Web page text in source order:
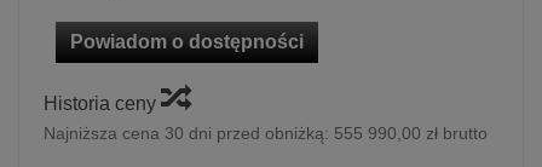
Powiadom o dostępności
Historia ceny
Najniższa cena 30 dni przed obniżką: 555 990,00 zł brutto